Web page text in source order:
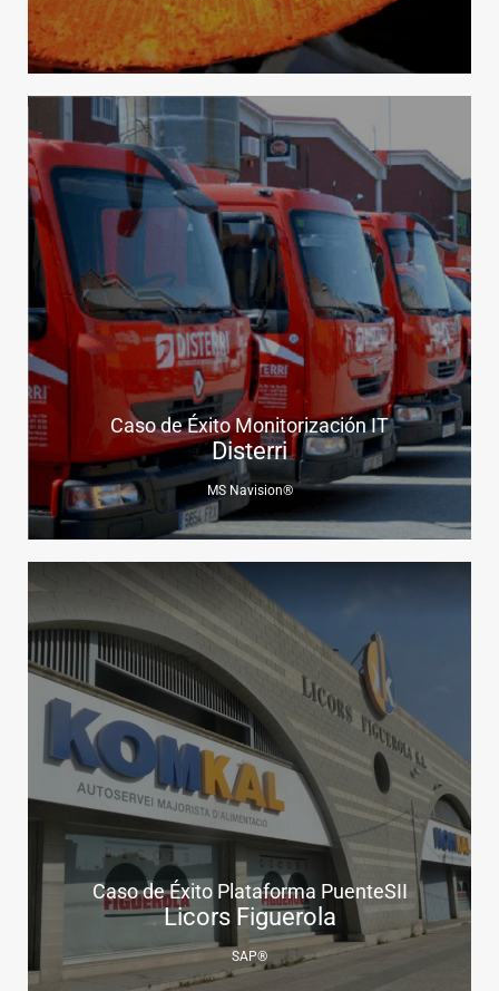
.
Caso de Éxito Monitorización IT
Disterri
MS Navision®
Caso de Éxito Plataforma PuenteSII
Licors Figuerola
SAP®